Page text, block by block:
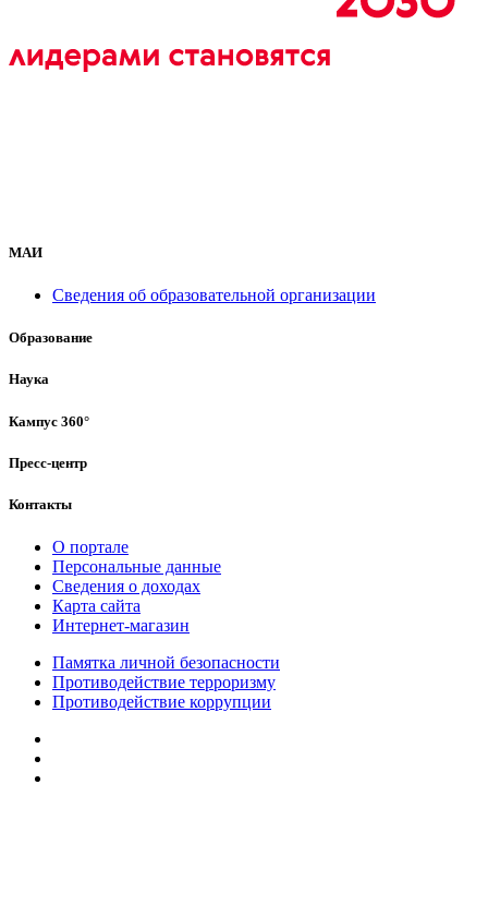
МАИ
Сведения об образовательной организации
Образование
Наука
Кампус 360°
Пресс-центр
Контакты
О портале
Персональные данные
Сведения о доходах
Карта сайта
Интернет-магазин
Памятка личной безопасности
Противодействие терроризму
Противодействие коррупции